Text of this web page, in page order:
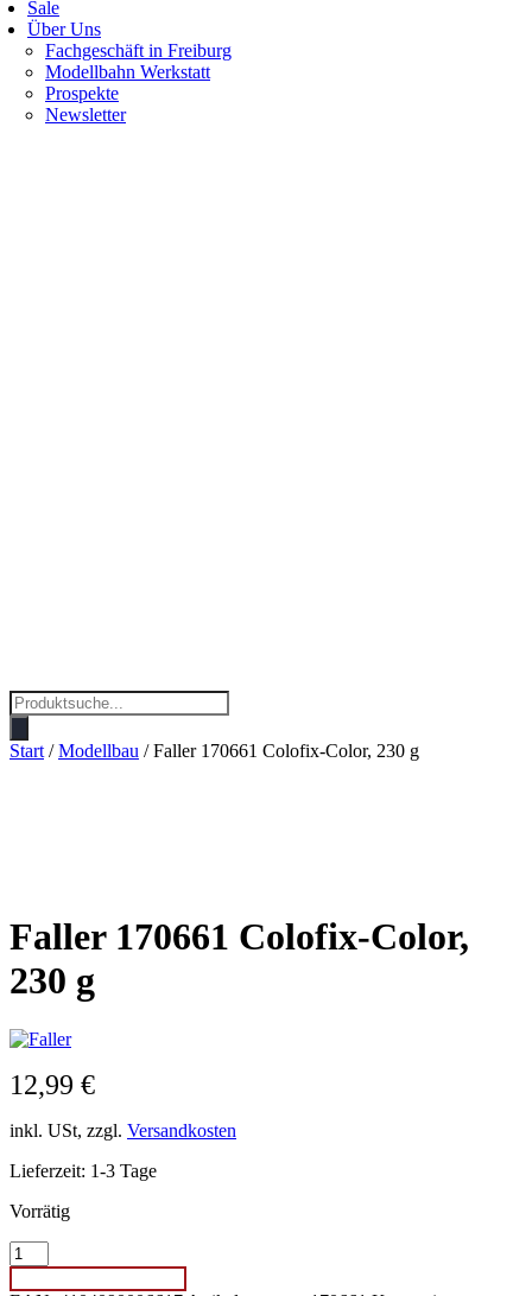
Sale
Über Uns
Fachgeschäft in Freiburg
Modellbahn Werkstatt
Prospekte
Newsletter
Products
search
Start /Modellbau / Faller 170661 Colofix-Color, 230 g
Faller 170661 Colofix-Color,
230 g
12,99 €
inkl. USt, zzgl. Versandkosten
Lieferzeit: 1-3 Tage
Vorrätig
Faller
170661